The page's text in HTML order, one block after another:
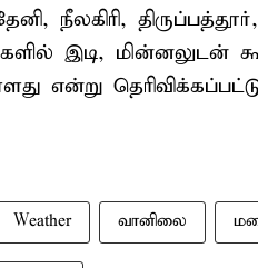
நீலகிரி,
இடி, மின்னலுடன்
என்று
Weather வானிலை